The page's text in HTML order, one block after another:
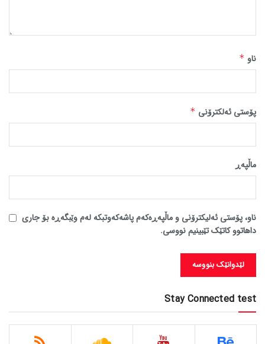
ناو *
پۆستی ئەلکترۆنی *
ماڵپه‌ڕ
ناو، پۆستی ئەلیکترۆنی و ماڵپەڕەکەم پاشەکەوتبکە لەم وێبگەڕە بۆ جاری
داهاتوو کاتێک تێبینیم نووسی.
Stay Connected test